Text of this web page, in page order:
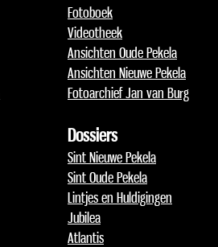
Fotoboek
Videotheek
Ansichten Oude Pekela
Ansichten Nieuwe Pekela
Fotoarchief Jan van Burg
Dossiers
Sint Nieuwe Pekela
Sint Oude Pekela
Lintjes en Huldigingen
Jubilea
Atlantis